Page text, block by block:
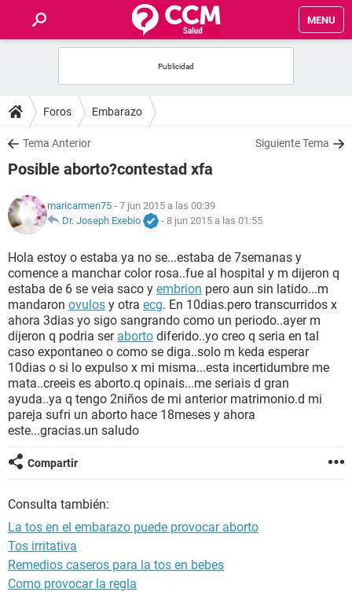
MENU
FOROS
SALUD
NUTRICIÓN
BIENESTAR
SEXUALIDAD
GLOSARIO
Foros Embarazo
Tema Anterior Siguiente Tema
Posible aborto?contestad xfa
maricarmen75 - 7 jun 2015 a las 00:39
Dr. Joseph Exebio
- 8 jun 2015 a las 01:55
Hola estoy o estaba ya no se...estaba de 7semanas y
comence a manchar color rosa..fue al hospital y m dijeron q
estaba de 6 se veia saco y embrion pero aun sin latido...m
mandaron ovulos y otra ecg. En 10dias.pero transcurridos x
ahora 3dias yo sigo sangrando como un periodo..ayer m
dijeron q podria ser aborto diferido..yo creo q seria en tal
caso expontaneo o como se diga..solo m keda esperar
10dias o si lo expulso x mi misma...esta incertidumbre me
mata..creeis es aborto.q opinais...me seriais d gran
ayuda..ya q tengo 2niños de mi anterior matrimonio.d mi
pareja sufri un aborto hace 18meses y ahora
este...gracias.un saludo
Compartir
Consulta también:
La tos en el embarazo puede provocar aborto
Tos irritativa
Remedios caseros para la tos en bebes
Como provocar la regla